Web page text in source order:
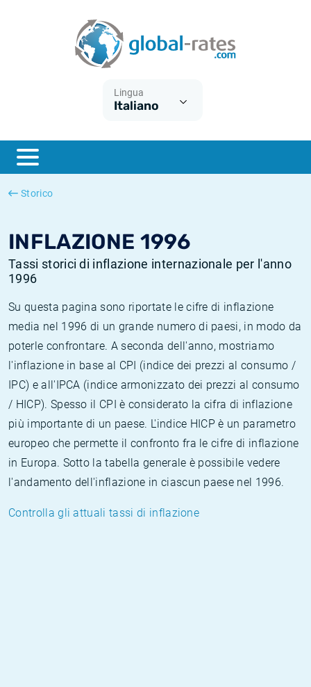
Lingua
Italiano
Storico
INFLAZIONE 1996
Tassi storici di inflazione internazionale per l'anno
1996
Su questa pagina sono riportate le cifre di inflazione
media nel 1996 di un grande numero di paesi, in modo da
poterle confrontare. A seconda dell'anno, mostriamo
l'inflazione in base al CPI (indice dei prezzi al consumo /
IPC) e all'IPCA (indice armonizzato dei prezzi al consumo
/ HICP). Spesso il CPI è considerato la cifra di inflazione
più importante di un paese. L'indice HICP è un parametro
europeo che permette il confronto fra le cifre di inflazione
in Europa. Sotto la tabella generale è possibile vedere
l'andamento dell'inflazione in ciascun paese nel 1996.
Controlla gli attuali tassi di inflazione
ESTER
SONIA
Cos'è l'inflazione CPI?
Cos'è l'inflazione HICP?
Inflazione Italia
Inflazione Stati Uniti
Tassi storici Euribor
Tassi storici di SONIA
Tassi storici di TONAR
Calcolatore dell’inflazione